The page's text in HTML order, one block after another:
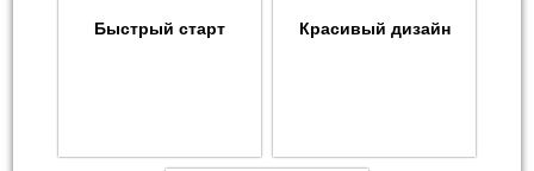
Быстрый старт Красивый дизайн